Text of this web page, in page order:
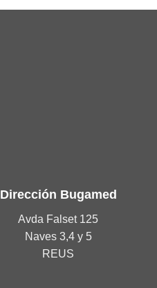
Dirección Bugamed
Avda Falset 125
Naves 3,4 y 5
REUS